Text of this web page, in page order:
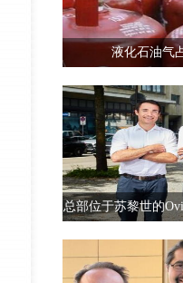
液化石油气
总部位于苏黎世的